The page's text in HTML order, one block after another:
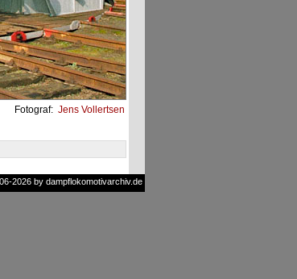
Fotograf: Jens Vollertsen
2026 by dampflokomotivarchiv.de